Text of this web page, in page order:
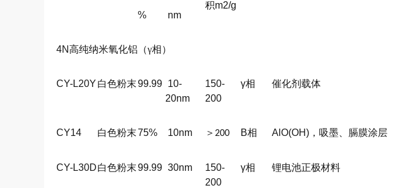
% nm
积m2/g
4N高纯纳米氧化铝（γ相）
CY-L20Y 白色粉末99.99 10-
20nm
150-
200
γ相 催化剂载体
CY14 白色粉末75% 10nm ＞ 200 B相 AlO(OH) ，吸墨、膈膜涂层
CY-L30D白色粉末99.99 30nm
150-
200
γ相 锂电池正极材料